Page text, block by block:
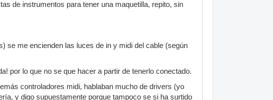
de instrumentos para tener una maquetilla, repito, sin
se me encienden las luces de in y midi del cable (según
por lo que no se que hacer a partir de tenerlo conectado.
controladores midi, hablaban mucho de drivers (yo
y digo supuestamente porque tampoco se si ha surtido